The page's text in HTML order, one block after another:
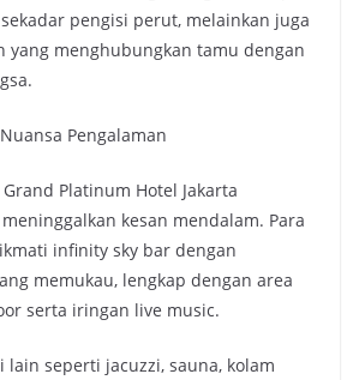
pengisi perut, melainkan juga
yang menghubungkan tamu dengan
Pengalaman
Platinum Hotel Jakarta
kesan mendalam. Para
infinity sky bar dengan
memukau, lengkap dengan area
serta iringan live music.
lain seperti jacuzzi, sauna, kolam